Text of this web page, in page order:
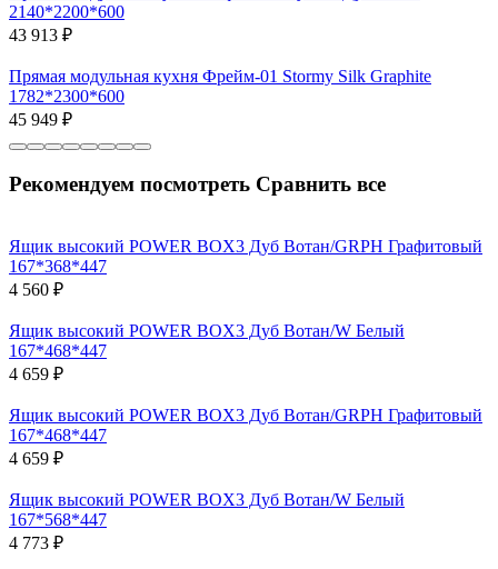
2140*2200*600
43 913 ₽
Прямая модульная кухня Фрейм-01 Stormy Silk Graphite
1782*2300*600
45 949 ₽
Рекомендуем посмотреть Сравнить все
Ящик высокий POWER BOX3 Дуб Вотан/GRPH Графитовый
167*368*447
4 560 ₽
Ящик высокий POWER BOX3 Дуб Вотан/W Белый
167*468*447
4 659 ₽
Ящик высокий POWER BOX3 Дуб Вотан/GRPH Графитовый
167*468*447
4 659 ₽
Ящик высокий POWER BOX3 Дуб Вотан/W Белый
167*568*447
4 773 ₽